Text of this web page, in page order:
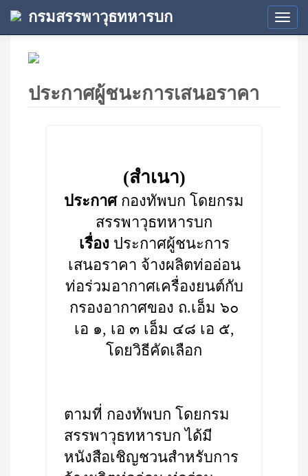
กรมสรรพาวุธทหารบก
ประกาศผู้ชนะการเสนอราคา
(สำเนา)
ประกาศกองทัพบก โดยกรม
สรรพาวุธทหารบก
เรื่อง ประกาศผู้ชนะการ
เสนอราคา จ้างผลิตท่ออ่อน
ท่อร่วมอากาศเครื่องยนต์กับ
กรองอากาศของ ถ.เอ็ม ๖๐
เอ ๑, เอ ๓ เอ็ม ๔๘ เอ ๕,
โดยวิธีคัดเลือก
ตามที่ กองทัพบก โดยกรม
สรรพาวุธทหารบก ได้มี
หนังสือเชิญชวนสำหรับการ